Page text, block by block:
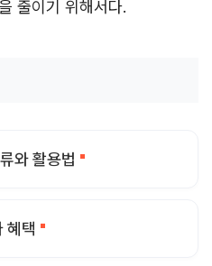
줄이기 위해서다.
와 활용법
혜택